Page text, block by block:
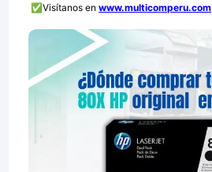
✅Visítanos enwww.multicomperu.com